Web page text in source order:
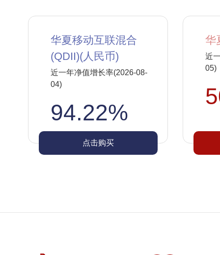
华夏移动互联混合
(QDII)(人民币)
近一年净值增长率(2026-08-
04)
94.22%
点击购买
华
近
05)